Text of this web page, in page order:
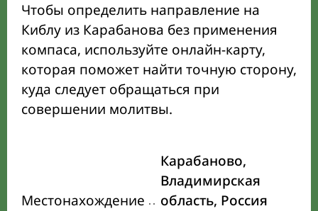
Чтобы определить направление на
Киблу из Карабанова без применения
компаса, используйте онлайн-карту,
которая поможет найти точную сторону,
куда следует обращаться при
совершении молитвы.
Местонахождение
Карабаново,
Владимирская
область, Россия